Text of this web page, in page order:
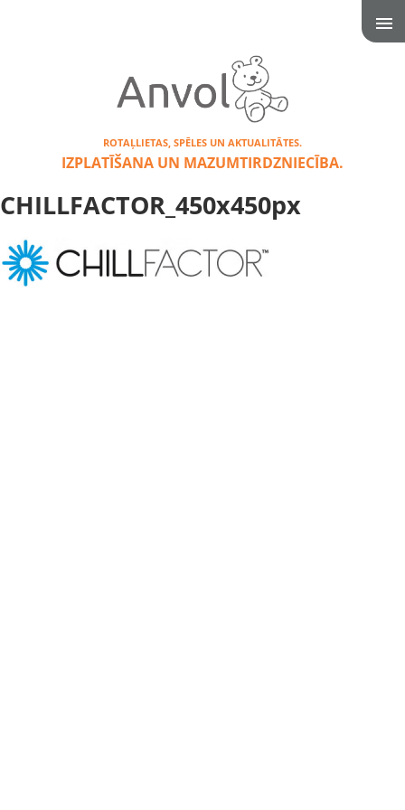
ROTAĻLIETAS, SPĒLES UN AKTUALITĀTES.
IZPLATĪŠANA UN MAZUMTIRDZNIECĪBA.
CHILLFACTOR_450x450px